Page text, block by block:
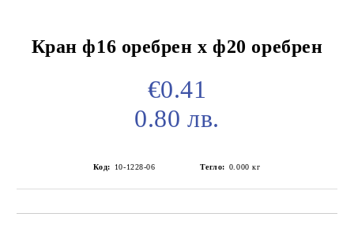
Кран ф16 оребрен х ф20 оребрен
€0.41
0.80 лв.
Код: 10-1228-06 Тегло: 0.000 кг